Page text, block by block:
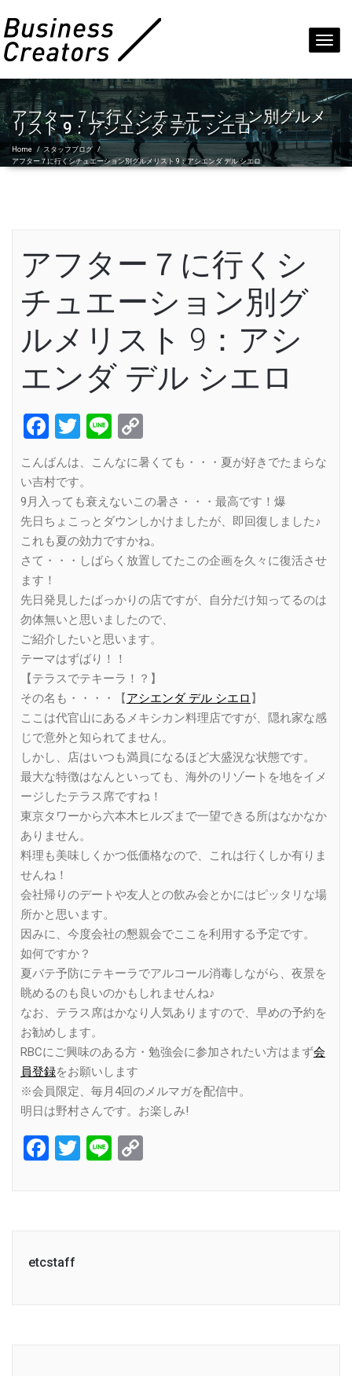
アフター７に行くシチュエーション別グルメ
リスト 9：アシエンダ デル シエロ
Home /スタッフブログ /
アフター７に行くシチュエーション別グルメリスト 9：アシエンダ デル シエロ
アフター７に行くシ
チュエーション別グ
ルメリスト 9：アシ
エンダ デル シエロ
Facebook
Twitter
Line
Link
こんばんは、こんなに暑くても・・・夏が好きでたまらな
い吉村です。
9月入っても衰えないこの暑さ・・・最高です！爆
先日ちょこっとダウンしかけましたが、即回復しました♪
これも夏の効力ですかね。
さて・・・しばらく放置してたこの企画を久々に復活させ
ます！
先日発見したばっかりの店ですが、自分だけ知ってるのは
勿体無いと思いましたので、
ご紹介したいと思います。
テーマはずばり！！
【テラスでテキーラ！？】
その名も・・・・【 アシエンダ デル シエロ 】
ここは代官山にあるメキシカン料理店ですが、隠れ家な感
じで意外と知られてません。
しかし、店はいつも満員になるほど大盛況な状態です。
最大な特徴はなんといっても、海外のリゾートを地をイメ
ージしたテラス席ですね！
東京タワーから六本木ヒルズまで一望できる所はなかなか
ありません。
料理も美味しくかつ低価格なので、これは行くしか有りま
せんね！
会社帰りのデートや友人との飲み会とかにはピッタリな場
所かと思います。
因みに、今度会社の懇親会でここを利用する予定です。
如何ですか？
夏バテ予防にテキーラでアルコール消毒しながら、夜景を
眺めるのも良いのかもしれませんね♪
なお、テラス席はかなり人気ありますので、早めの予約を
お勧めします。
RBCにご興味のある方・勉強会に参加されたい方はまず会
員登録をお願いします
※会員限定、毎月4回のメルマガを配信中。
明日は野村さんです。お楽しみ!
Facebook
Twitter
Line
etcstaff